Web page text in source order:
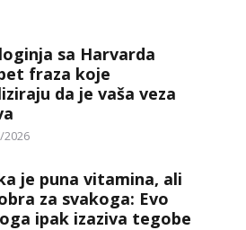
sa Harvarda
fraza koje
da je vaša veza
2026
je puna vitamina, ali
za svakoga: Evo
ipak izaziva tegobe